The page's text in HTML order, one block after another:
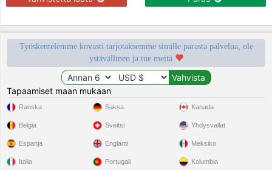
Työskentelemme kovasti tarjotaksemme sinulle parasta palvelua, ole
ystävällinen ja tue meitä
Tapaamiset maan mukaan
Ranska
Belgia
Espanja
Italia
Saksa
Sveitsi
Englanti
Portugali
Kanada
Yhdysvallat
Meksiko
Kolumbia